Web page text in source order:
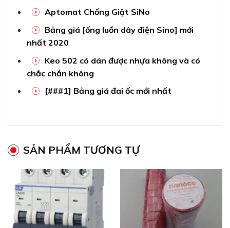
Aptomat Chống Giật SiNo
Bảng giá [ống luồn dây điện Sino] mới
nhất 2020
Keo 502 có dán được nhựa không và có
chắc chắn không
[###1] Bảng giá đai ốc mới nhất
SẢN PHẨM TƯƠNG TỰ